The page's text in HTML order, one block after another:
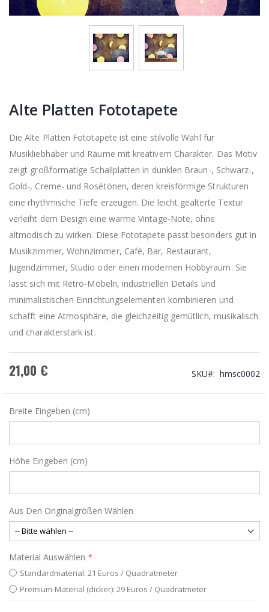
Alte Platten Fototapete
Die Alte Platten Fototapete ist eine stilvolle Wahl für
Musikliebhaber und Räume mit kreativem Charakter. Das Motiv
zeigt großformatige Schallplatten in dunklen Braun-, Schwarz-,
Gold-, Creme- und Rosétönen, deren kreisförmige Strukturen
eine rhythmische Tiefe erzeugen. Die leicht gealterte Textur
verleiht dem Design eine warme Vintage-Note, ohne
altmodisch zu wirken. Diese Fototapete passt besonders gut in
Musikzimmer, Wohnzimmer, Café, Bar, Restaurant,
Jugendzimmer, Studio oder einen modernen Hobbyraum. Sie
lässt sich mit Retro-Möbeln, industriellen Details und
minimalistischen Einrichtungselementen kombinieren und
schafft eine Atmosphäre, die gleichzeitig gemütlich, musikalisch
und charakterstark ist.
21,00 € SKU hmsc0002
Breite Eingeben (cm)
Höhe Eingeben (cm)
Aus Den Originalgrößen Wählen
Material Auswählen
Standardmaterial: 21 Euros / Quadratmeter
Premium-Material (dicker): 29 Euros / Quadratmeter